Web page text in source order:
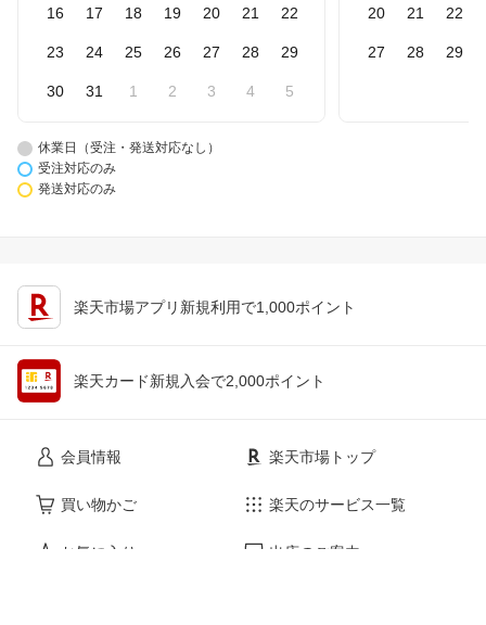
16 17 18 19 20 21 22
23 24 25 26 27 28 29
30 31 1 2 3 4 5
20 21 22
27 28 29
休業日（受注・発送対応なし）
受注対応のみ
発送対応のみ
楽天市場アプリ新規利用で1,000ポイント
楽天カード新規入会で2,000ポイント
会員情報
買い物かご
お気に入り
楽天市場トップ
楽天のサービス一覧
出店のご案内